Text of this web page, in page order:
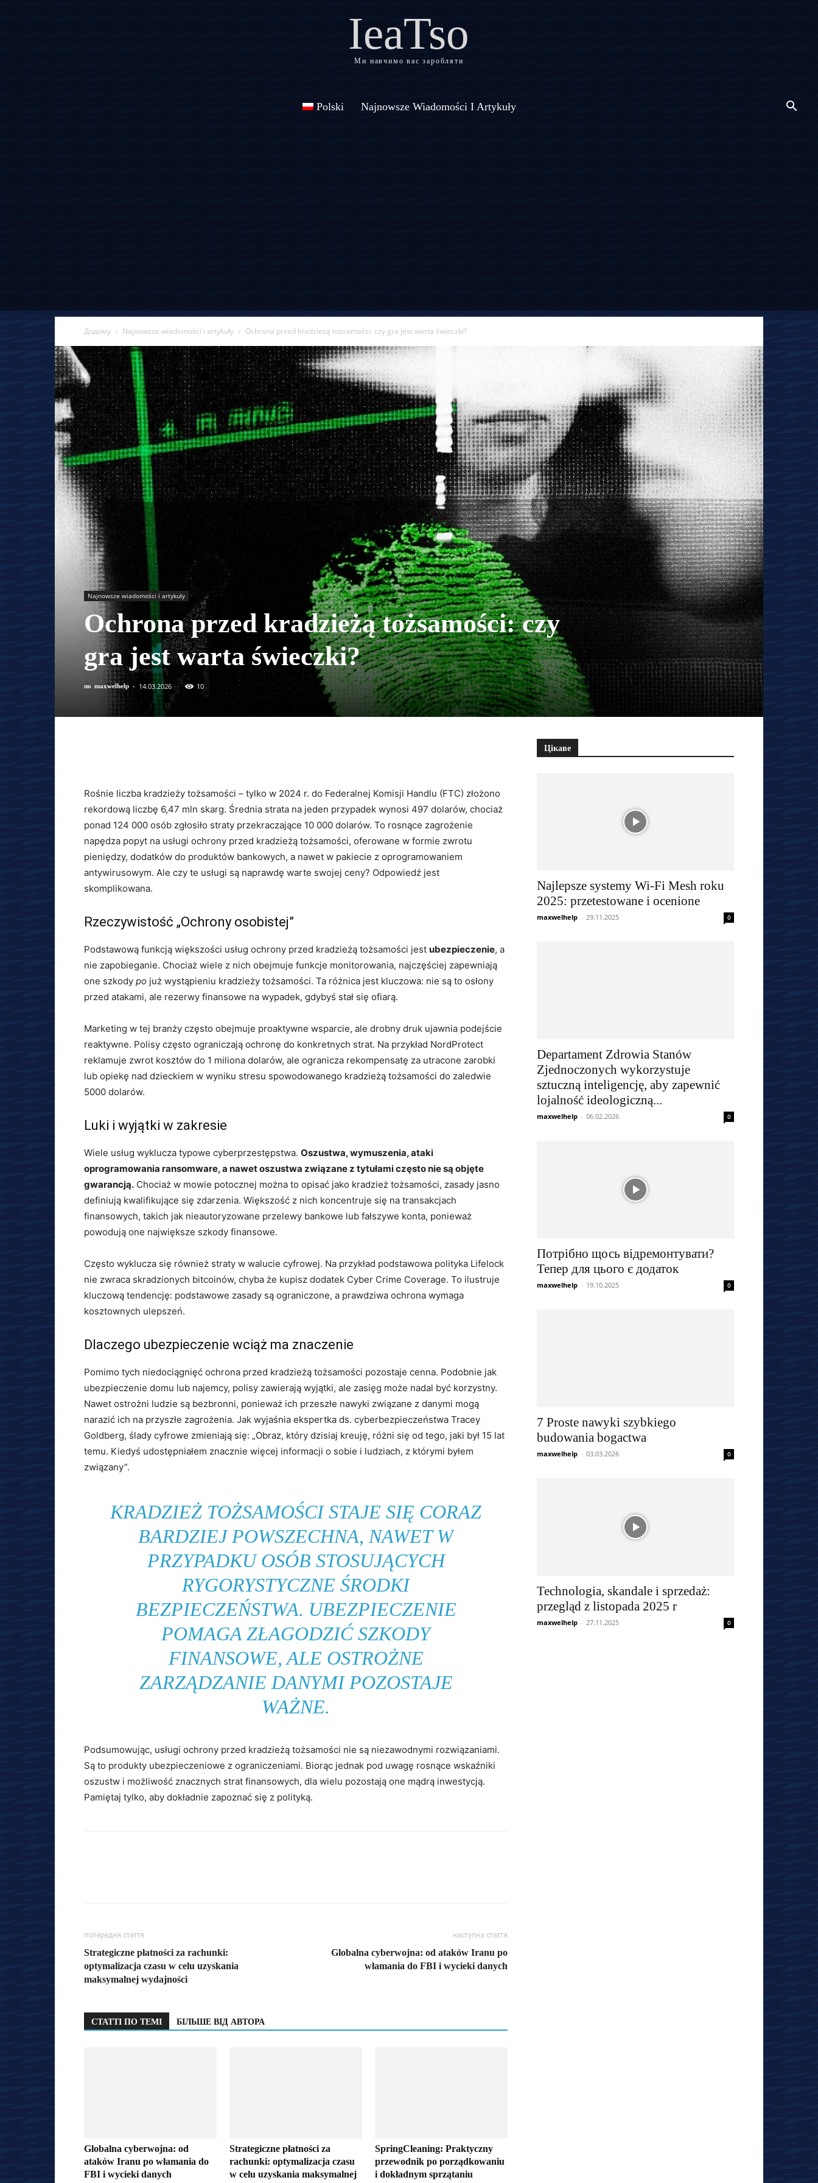
IeaTso
Ми навчимо вас заробляти
Polski Najnowsze Wiadomości I Artykuły
Додому Najnowsze wiadomości i artykuły Ochrona przed kradzieżą tożsamości: czy gra jest warta świeczki?
Najnowsze wiadomości i artykuły
Ochrona przed kradzieżą tożsamości: czy
gra jest warta świeczki?
по maxwelhelp - 14.03.2026 10
Rośnie liczba kradzieży tożsamości – tylko w 2024 r. do Federalnej Komisji Handlu (FTC) złożono
rekordową liczbę 6,47 mln skarg. Średnia strata na jeden przypadek wynosi 497 dolarów, chociaż
ponad 124 000 osób zgłosiło straty przekraczające 10 000 dolarów. To rosnące zagrożenie
napędza popyt na usługi ochrony przed kradzieżą tożsamości, oferowane w formie zwrotu
pieniędzy, dodatków do produktów bankowych, a nawet w pakiecie z oprogramowaniem
antywirusowym. Ale czy te usługi są naprawdę warte swojej ceny? Odpowiedź jest
skomplikowana.
Rzeczywistość „Ochrony osobistej”
Podstawową funkcją większości usług ochrony przed kradzieżą tożsamości jest ubezpieczenie, a
nie zapobieganie. Chociaż wiele z nich obejmuje funkcje monitorowania, najczęściej zapewniają
one szkody po już wystąpieniu kradzieży tożsamości. Ta różnica jest kluczowa: nie są to osłony
przed atakami, ale rezerwy finansowe na wypadek, gdybyś stał się ofiarą.
Marketing w tej branży często obejmuje proaktywne wsparcie, ale drobny druk ujawnia podejście
reaktywne. Polisy często ograniczają ochronę do konkretnych strat. Na przykład NordProtect
reklamuje zwrot kosztów do 1 miliona dolarów, ale ogranicza rekompensatę za utracone zarobki
lub opiekę nad dzieckiem w wyniku stresu spowodowanego kradzieżą tożsamości do zaledwie
5000 dolarów.
Luki i wyjątki w zakresie
Wiele usług wyklucza typowe cyberprzestępstwa. Oszustwa, wymuszenia, ataki
oprogramowania ransomware, a nawet oszustwa związane z tytułami często nie są objęte
gwarancją. Chociaż w mowie potocznej można to opisać jako kradzież tożsamości, zasady jasno
definiują kwalifikujące się zdarzenia. Większość z nich koncentruje się na transakcjach
finansowych, takich jak nieautoryzowane przelewy bankowe lub fałszywe konta, ponieważ
powodują one największe szkody finansowe.
Często wyklucza się również straty w walucie cyfrowej. Na przykład podstawowa polityka Lifelock
nie zwraca skradzionych bitcoinów, chyba że kupisz dodatek Cyber ​​Crime Coverage. To ilustruje
kluczową tendencję: podstawowe zasady są ograniczone, a prawdziwa ochrona wymaga
kosztownych ulepszeń.
Dlaczego ubezpieczenie wciąż ma znaczenie
Pomimo tych niedociągnięć ochrona przed kradzieżą tożsamości pozostaje cenna. Podobnie jak
ubezpieczenie domu lub najemcy, polisy zawierają wyjątki, ale zasięg może nadal być korzystny.
Nawet ostrożni ludzie są bezbronni, ponieważ ich przeszłe nawyki związane z danymi mogą
narazić ich na przyszłe zagrożenia. Jak wyjaśnia ekspertka ds. cyberbezpieczeństwa Tracey
Goldberg, ślady cyfrowe zmieniają się: „Obraz, który dzisiaj kreuję, różni się od tego, jaki był 15 lat
temu. Kiedyś udostępniałem znacznie więcej informacji o sobie i ludziach, z którymi byłem
związany”.
KRADZIEŻ TOŻSAMOŚCI STAJE SIĘ CORAZ
BARDZIEJ POWSZECHNA, NAWET W
PRZYPADKU OSÓB STOSUJĄCYCH
RYGORYSTYCZNE ŚRODKI
BEZPIECZEŃSTWA. UBEZPIECZENIE
POMAGA ZŁAGODZIĆ SZKODY
FINANSOWE, ALE OSTROŻNE
ZARZĄDZANIE DANYMI POZOSTAJE
WAŻNE.
Podsumowując, usługi ochrony przed kradzieżą tożsamości nie są niezawodnymi rozwiązaniami.
Są to produkty ubezpieczeniowe z ograniczeniami. Biorąc jednak pod uwagę rosnące wskaźniki
oszustw i możliwość znacznych strat finansowych, dla wielu pozostają one mądrą inwestycją.
Pamiętaj tylko, aby dokładnie zapoznać się z polityką.
попередня стаття
Strategiczne płatności za rachunki:
optymalizacja czasu w celu uzyskania
maksymalnej wydajności
наступна стаття
Globalna cyberwojna: od ataków Iranu po
włamania do FBI i wycieki danych
СТАТТІ ПО ТЕМІ БІЛЬШЕ ВІД АВТОРА
Globalna cyberwojna: od
ataków Iranu po włamania do
FBI i wycieki danych
Strategiczne płatności za
rachunki: optymalizacja czasu
w celu uzyskania maksymalnej
SpringCleaning: Praktyczny
przewodnik po porządkowaniu
i dokładnym sprzątaniu
Цікаве
Najlepsze systemy Wi-Fi Mesh roku
2025: przetestowane i ocenione
maxwelhelp - 29.11.2025 0
Departament Zdrowia Stanów
Zjednoczonych wykorzystuje
sztuczną inteligencję, aby zapewnić
lojalność ideologiczną...
maxwelhelp - 06.02.2026 0
Потрібно щось відремонтувати?
Тепер для цього є додаток
maxwelhelp - 19.10.2025 0
7 Proste nawyki szybkiego
budowania bogactwa
maxwelhelp - 03.03.2026 0
Technologia, skandale i sprzedaż:
przegląd z listopada 2025 r
maxwelhelp - 27.11.2025 0